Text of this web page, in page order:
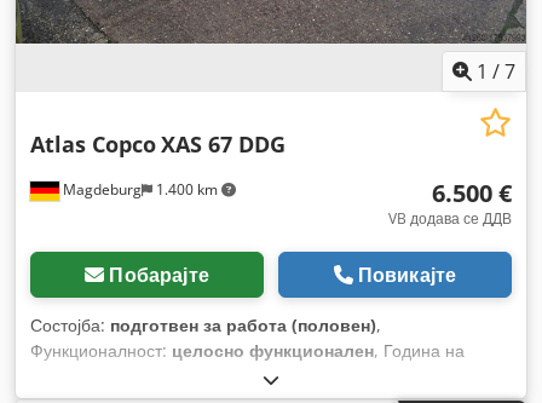
1 /7
Magdeburg 1.400 km
Atlas CopcoXAS 67 DDG
6.500 €
VB додава се ДДВ
Побарајте Повикајте
Состојба: подготвен за работа (половен),
Функционалност: целосно функционален, Година на
, работни часови: